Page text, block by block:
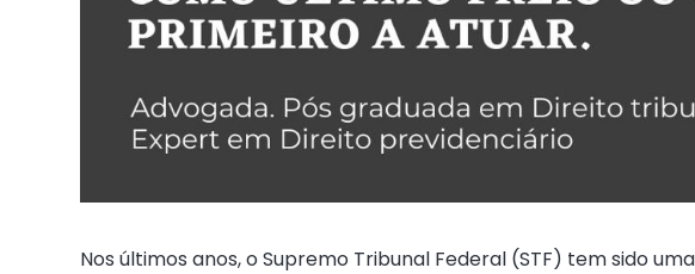
Nos últimos anos, o Supremo Tribunal Federal (STF) tem sido